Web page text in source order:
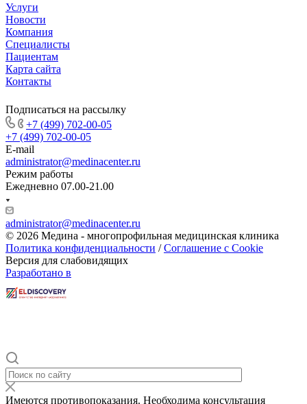
Услуги
Новости
Компания
Специалисты
Пациентам
Карта сайта
Контакты
Подписаться на рассылку
+7 (499) 702-00-05
+7 (499) 702-00-05
E-mail
administrator@medinacenter.ru
Режим работы
Ежедневно 07.00-21.00
administrator@medinacenter.ru
© 2026 Медина - многопрофильная медицинская клиника
Политика конфиденциальности /Соглашение с Cookie
Версия для слабовидящих
Разработано в
Имеются противопоказания. Необходима консультация